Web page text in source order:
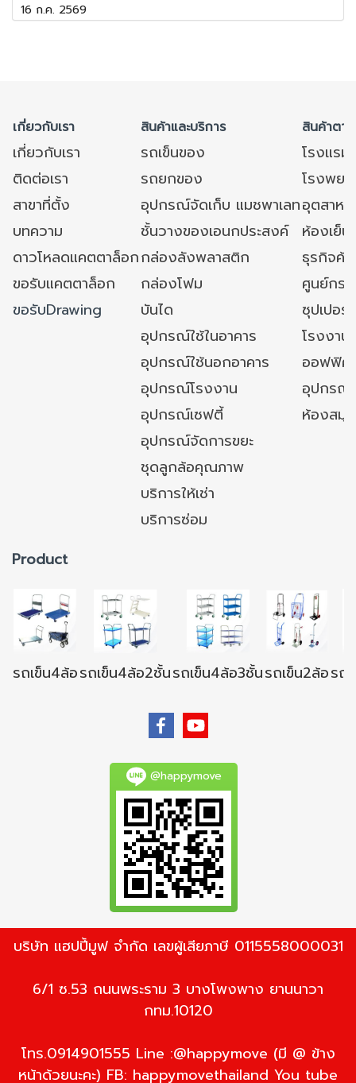
16 ก.ค. 2569
เกี่ยวกับเรา สินค้าและบริการ สินค้าตา
เกี่ยวกับเรา รถเข็นของ
โรงแร
ติดต่อเรา
รถยกของ
โรงพย
สาขาที่ตั้ง
อุปกรณ์จัดเก็บ แมชพาเลทอุตสาหก
บทความ
ชั้นวางของเอนกประสงค์
ห้องเย็
ดาวโหลดแคตตาล็อกกล่องลังพลาสติก
ธุรกิจค้
ขอรับแคตตาล็อก
กล่องโฟม
ศูนย์กร
ขอรับDrawing
บันได
ซุปเปอ
อุปกรณ์ใช้ในอาคาร
โรงงา
อุปกรณ์ใช้นอกอาคาร
ออฟฟิศ/
อุปกรณ์โรงงาน
อุปกรณ์
อุปกรณ์เซฟตี้
ห้องสมุ
อุปกรณ์จัดการขยะ
ชุดลูกล้อคุณภาพ
บริการให้เช่า
บริการซ่อม
Product
รถเข็น4ล้อรถเข็น4ล้อ2ชั้นรถเข็น4ล้อ3ชั้นรถเข็น2ล้อรถ
@happymove
บริษัท แฮปปี้มูฟ จำกัด เลขผู้เสียภาษี 0115558000031
6/1 ซ.53 ถนนพระราม 3 บางโพงพาง ยานนาวา
กทม.10120
โทร.0914901555 Line :@happymove (มี @ ข้าง
หน้าด้วยนะคะ) FB: happymovethailand You tube